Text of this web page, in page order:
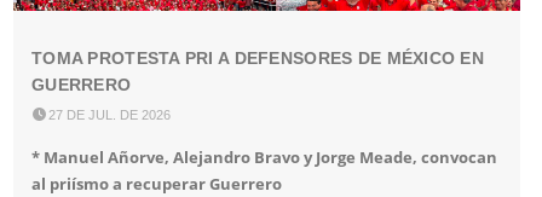
TOMA PROTESTA PRI A DEFENSORES DE MÉXICO EN
GUERRERO
 27 DE JUL. DE 2026
* Manuel Añorve, Alejandro Bravo y Jorge Meade, convocan
al priísmo a recuperar Guerrero